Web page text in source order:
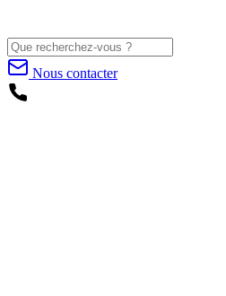
Nous contacter